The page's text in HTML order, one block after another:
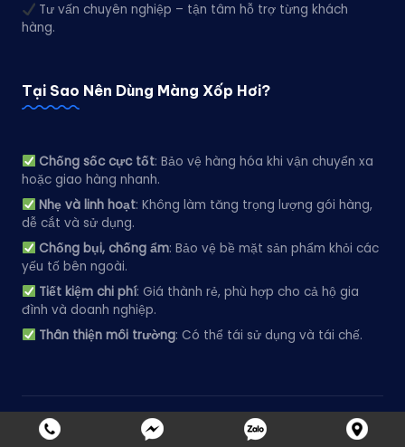
Tư vấn chuyên nghiệp – tận tâm hỗ trợ từng khách
hàng.
Tại Sao Nên Dùng Màng Xốp Hơi?
Chống sốc cực tốt: Bảo vệ hàng hóa khi vận chuyển xa
hoặc giao hàng nhanh.
Nhẹ và linh hoạt: Không làm tăng trọng lượng gói hàng,
dễ cắt và sử dụng.
Chống bụi, chống ẩm: Bảo vệ bề mặt sản phẩm khỏi các
yếu tố bên ngoài.
Tiết kiệm chi phí: Giá thành rẻ, phù hợp cho cả hộ gia
đình và doanh nghiệp.
Thân thiện môi trường: Có thể tái sử dụng và tái chế.
Copyright 2026 —XỐP HƠI NAM PHÁT. All rights reserved.